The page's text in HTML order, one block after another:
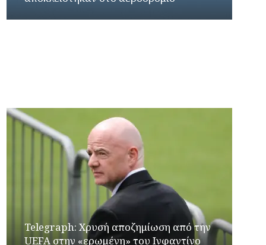
Telegraph: Χρυσή αποζημίωση από την
UEFA στην «ερωμένη» του Ινφαντίνο